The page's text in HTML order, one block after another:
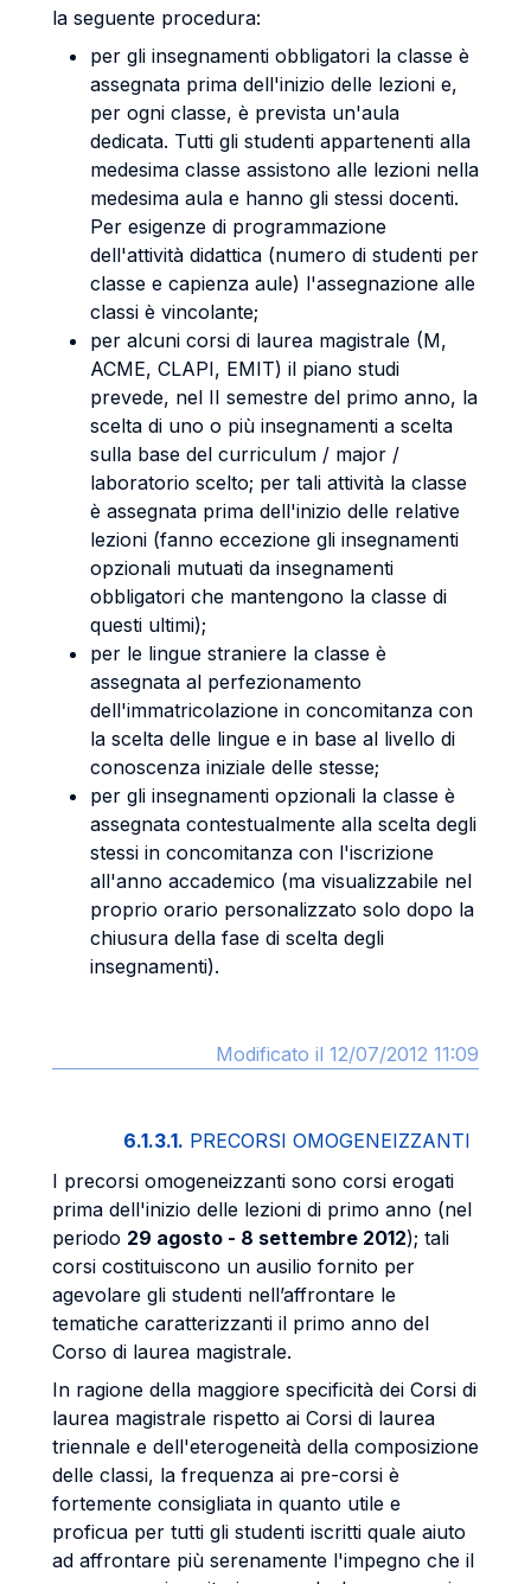
la seguente procedura:
per gli insegnamenti obbligatori la classe è
assegnata prima dell'inizio delle lezioni e,
per ogni classe, è prevista un'aula
dedicata. Tutti gli studenti appartenenti alla
medesima classe assistono alle lezioni nella
medesima aula e hanno gli stessi docenti.
Per esigenze di programmazione
dell'attività didattica (numero di studenti per
classe e capienza aule) l'assegnazione alle
classi è vincolante;
per alcuni corsi di laurea magistrale (M,
ACME, CLAPI, EMIT) il piano studi
prevede, nel II semestre del primo anno, la
scelta di uno o più insegnamenti a scelta
sulla base del curriculum / major /
laboratorio scelto; per tali attività la classe
è assegnata prima dell'inizio delle relative
lezioni (fanno eccezione gli insegnamenti
opzionali mutuati da insegnamenti
obbligatori che mantengono la classe di
questi ultimi);
per le lingue straniere la classe è
assegnata al perfezionamento
dell'immatricolazione in concomitanza con
la scelta delle lingue e in base al livello di
conoscenza iniziale delle stesse;
per gli insegnamenti opzionali la classe è
assegnata contestualmente alla scelta degli
stessi in concomitanza con l'iscrizione
all'anno accademico (ma visualizzabile nel
proprio orario personalizzato solo dopo la
chiusura della fase di scelta degli
insegnamenti).
Modificato il 12/07/2012 11:09
6.1.3.1. PRECORSI OMOGENEIZZANTI
I precorsi omogeneizzanti sono corsi erogati
prima dell'inizio delle lezioni di primo anno (nel
periodo 29 agosto - 8 settembre 2012); tali
corsi costituiscono un ausilio fornito per
agevolare gli studenti nell’affrontare le
tematiche caratterizzanti il primo anno del
Corso di laurea magistrale.
In ragione della maggiore specificità dei Corsi di
laurea magistrale rispetto ai Corsi di laurea
triennale e dell'eterogeneità della composizione
delle classi, la frequenza ai pre-corsi è
fortemente consigliata in quanto utile e
proficua per tutti gli studenti iscritti quale aiuto
ad affrontare più serenamente l'impegno che il